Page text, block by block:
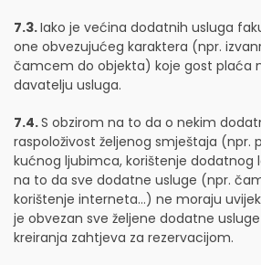
7.3.Iako je većina dodatnih usluga
one obvezujućeg karaktera (npr.
čamcem do objekta) koje gost plaća
davatelju usluga.
7.4.S obzirom na to da o nekim
raspoloživost željenog smještaja (npr.
kućnog ljubimca, korištenje dodatnog
na to da sve dodatne usluge (npr.
korištenje interneta…) ne moraju
je obvezan sve željene dodatne
kreiranja zahtjeva za rezervacijom.